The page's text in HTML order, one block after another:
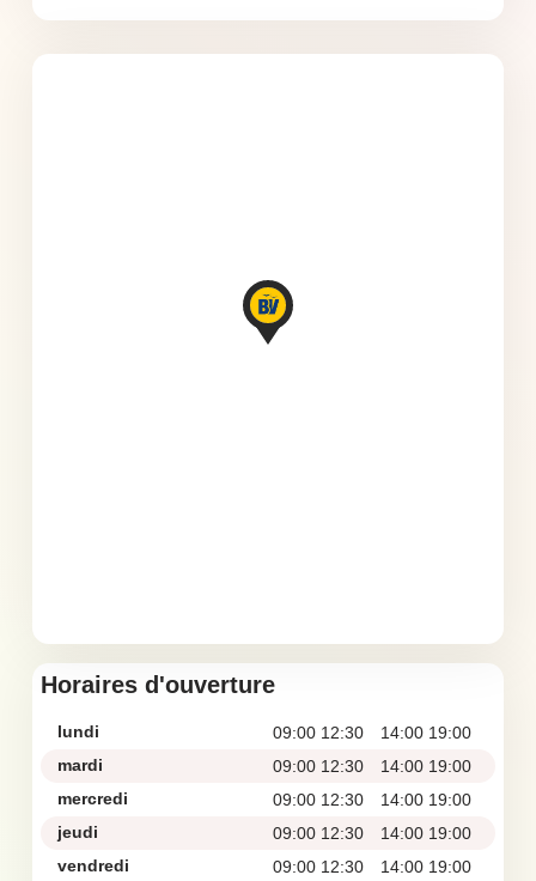
Horaires d'ouverture
lundi 09:00 12:30
14:00 19:00
mardi
09:00 12:30
14:00 19:00
mercredi
09:00 12:30
14:00 19:00
jeudi
09:00 12:30
14:00 19:00
vendredi
09:00 12:30
14:00 19:00